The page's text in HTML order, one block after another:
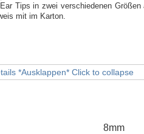
Tips in zwei verschiedenen
mit im Karton.
*Ausklappen* Click to collapse
8mm